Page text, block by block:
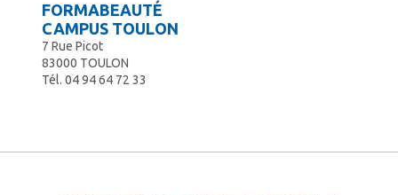
FORMABEAUTÉ
CAMPUS TOULON
7 Rue Picot
83000 TOULON
Tél. 04 94 64 72 33